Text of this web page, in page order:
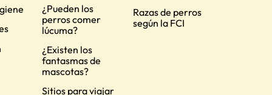
¿Pueden los
perros comer
lúcuma?
¿Existen los
fantasmas de
mascotas?
Sitios para viajar
Razas de perros
según la FCI